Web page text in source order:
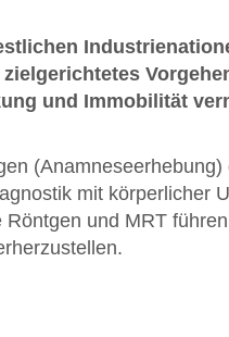
und Immobilität
mit körperlicher
und MRT